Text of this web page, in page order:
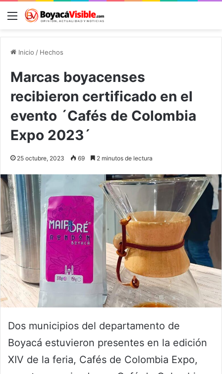
Menú
Inicio / Hechos
Marcas boyacenses
recibieron certificado en el
evento ´Cafés de Colombia
Expo 2023´
25 octubre, 2023 69 2 minutos de lectura
Dos municipios del departamento de
Boyacá estuvieron presentes en la edición
XIV de la feria, Cafés de Colombia Expo,